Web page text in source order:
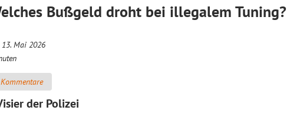
Bußgeld droht bei illegalem Tuning?
Mai 2026
Kommentare
der Polizei